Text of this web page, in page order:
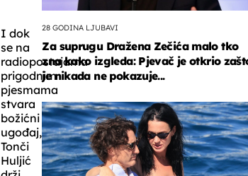
I dok
se na
radiopostajama
prigodnim
pjesmama
stvara
božićni
ugođaj,
Tonči
Huljić
28 GODINA LJUBAVI
Za suprugu Dražena Zečića malo tko
zna kako izgleda: Pjevač je otkrio
je nikada ne pokazuje...